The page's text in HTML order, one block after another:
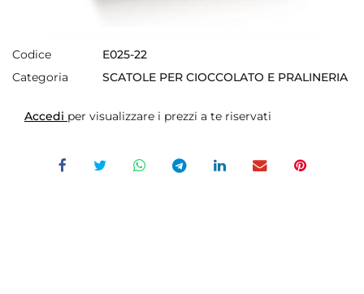
Codice
E025-22
Categoria
SCATOLE PER CIOCCOLATO E PRALINERIA
Accedi per visualizzare i prezzi a te riservati